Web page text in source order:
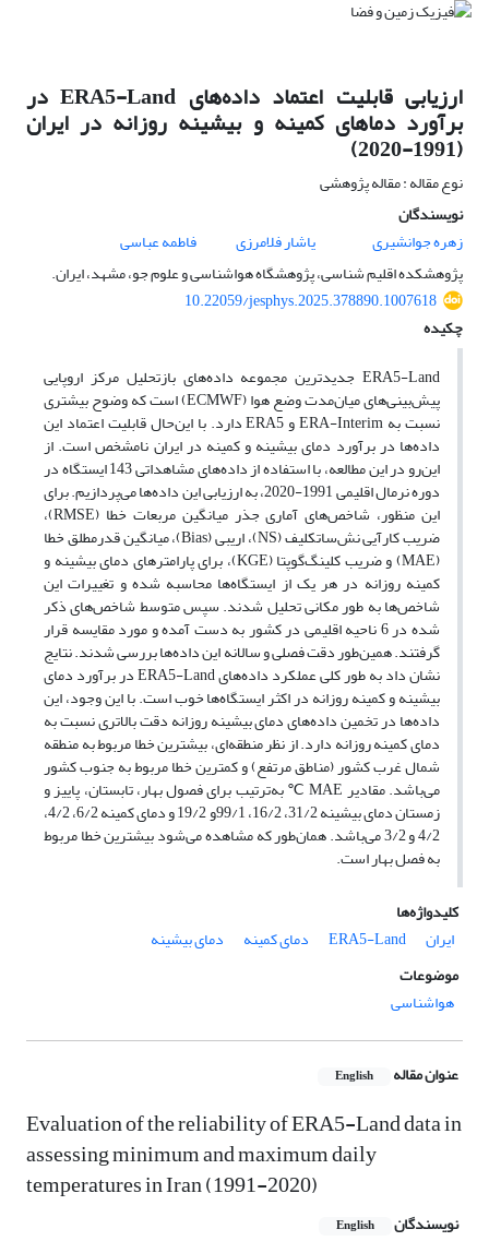
ارزیابی قابلیت اعتماد داده‌های ERA5-Land در
برآورد دماهای کمینه و بیشینه روزانه در ایران
(1991-2020)
نوع مقاله : مقاله پژوهشی
نویسندگان
زهره جوانشیری
یاشار فلامرزی
فاطمه عباسی
پژوهشکده اقلیم شناسی، پژوهشگاه هواشناسی و علوم جو، مشهد، ایران.
10.22059/jesphys.2025.378890.1007618
چکیده
ERA5-Land جدیدترین مجموعه داده‌های بازتحلیل مرکز اروپایی
پیش‌بینی‌های میان‌مدت وضع هوا (ECMWF) است که وضوح بیشتری
نسبت به ERA-Interim و ERA5 دارد. با این‌حال قابلیت اعتماد این
داده‌ها در برآورد دمای بیشینه و کمینه در ایران نامشخص است. از
این‌رو در این مطالعه، با استفاده از داده‌های مشاهداتی 143 ایستگاه در
دوره نرمال اقلیمی 1991-2020، به ارزیابی این داده‌ها می‌پردازیم. برای
این منظور، شاخص‌های آماری جذر میانگین مربعات خطا (RMSE)،
ضریب کارآیی نش‌ساتکلیف (NS)، اریبی (Bias)، میانگین قدرمطلق خطا
(MAE) و ضریب کلینگ‌گوپتا (KGE)، برای پارامترهای دمای بیشینه و
کمینه روزانه در هر یک از ایستگاه‌ها محاسبه شده و تغییرات این
شاخص‌ها به طور مکانی تحلیل شدند. سپس متوسط شاخص‌های ذکر
شده در 6 ناحیه اقلیمی در کشور به دست آمده و مورد مقایسه قرار
گرفتند. همین‌طور دقت فصلی و سالانه این داده‌ها بررسی شدند. نتایج
نشان داد به طور کلی عملکرد داده‌های ERA5-Land در برآورد دمای
بیشینه و کمینه روزانه در اکثر ایستگاه‌ها خوب است. با این وجود، این
داده‌ها در تخمین داده‌های دمای بیشینه روزانه دقت بالاتری نسبت به
دمای کمینه روزانه دارد. از نظر منطقه‌ای، بیشترین خطا مربوط به منطقه
شمال غرب کشور (مناطق مرتفع) و کمترین خطا مربوط به جنوب کشور
می‌باشد. مقادیر MAE ℃ به‌ترتیب برای فصول بهار، تابستان، پاییز و
زمستان دمای بیشینه 31/2، 16/2، 99/1و 19/2 و دمای کمینه 6/2، 4/2،
4/2 و 3/2 می‌باشد. همان‌طور که مشاهده می‌شود بیشترین خطا مربوط
به فصل بهار است.
کلیدواژه‌ها
ایران
ERA5-Land دمای کمینه
دمای بیشینه
موضوعات
هواشناسی
عنوان مقاله English
Evaluation of the reliability of ERA5-Land data in
assessing minimum and maximum daily
temperatures in Iran (1991-2020)
نویسندگان English